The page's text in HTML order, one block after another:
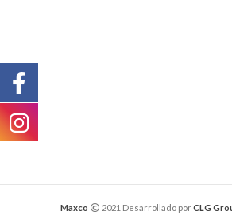
Maxco 2021 Desarrollado porCLG